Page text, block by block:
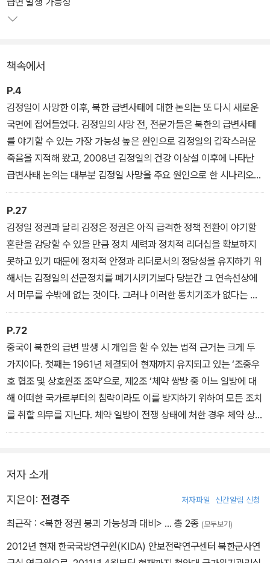
책속에서
P.4
김정일이 사망한 이후, 북한 급변사태에 대한 논의는 또 다시 새로운
국면에 접어들었다. 김정일의 사망 전, 전문가들은 북한의 급변사태
를 야기할 수 있는 가장 가능성 높은 원인으로 김정일의 갑작스러운
죽음을 지적해 왔고, 2008년 김정일의 건강 이상설 이후에 나타난
급변사태 논의는 대부분 김정일 사망을 주요 원인으로 한 시나리오만
을 상정하고 있었다. 북한의 후계 구도가 마무리되지 않은 상황에서
김정일이 사망한다면 이는 권력의 공백과 사회적 불안 및 혼란을 초
래하여 갑작스러운 정권 붕괴를 야기할 수 있다는 것이다. 한 전문가
는 김정일 사망을 기점으로 우리는 급변 시대에 살고 있는 것과 다름
없다고 표현하기도 했다.
P.27
김정일 정권과 달리 김정은 정권은 아직 급격한 정책 전환이 야기할
혼란을 감당할 수 있을 만큼 정치 세력과 정치적 리더십을 확보하지
못하고 있기 때문에 정치적 안정과 리더로서의 정당성을 유지하기 위
해서는 김정일의 선군정치를 폐기시키기보다 당분간 그 연속선상에
서 머무를 수밖에 없는 것이다. 그러나 이러한 통치기조가 없다는 것
은 장기적으로는 새로운 통치기조를 만들어야 한다는 것을 의미하고,
또 이는 향후 통치기조에 따라 꾸려질 권력 연합에서도 선군정치와의
단절이 이루어질 것이라는 것을 시사한다.
P.72
중국이 북한의 급변 발생 시 개입을 할 수 있는 법적 근거는 크게 두
가지이다. 첫째는 1961년 체결되어 현재까지 유지되고 있는 ‘조중우
호 협조 및 상호원조 조약’으로, 제2조 ‘체약 쌍방 중 어느 일방에 대
해 어떠한 국가로부터의 침략이라도 이를 방지하기 위하여 모든 조치
를 취할 의무를 지닌다. 체약 일방이 전쟁 상태에 처한 경우 체약 상대
방은 모든 힘을 다하여 지체 없이 군사적 및 기타 원조를 제공한다.’고
대방을 원조할 것을 약속하고 있다. 그러나 중국이 분쟁 발생 시 어느
정도의 지원을 펼칠 것인지에 대해서는 명시되어 있지 않은데, 이러
저자 소개
지은이: 전경주 저자파일 신간알림 신청
최근작 : <북한 정권 붕괴 가능성과 대비> … 총 2종 (모두보기)
2012년 현재 한국국방연구원(KIDA) 안보전략연구센터 북한군사연